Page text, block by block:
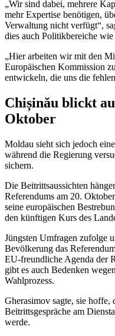
„Wir sind dabei, mehrere
mehr Expertise benötigen,
Verwaltung nicht verfügt“,
dies auch Politikbereiche
„Hier arbeiten wir mit den
Europäischen Kommission
entwickeln, die uns die
Chișinău blickt
Oktober
Moldau sieht sich jedoch
während die Regierung
sichern.
Die Beitrittsaussichten
Referendums am 20.
seine europäischen
den künftigen Kurs des
Jüngsten Umfragen zufolge
Bevölkerung das
EU-freundliche Agenda der
gibt es auch Bedenken
Wahlprozess.
Gherasimov sagte, sie
Beitrittsgespräche am
werde.